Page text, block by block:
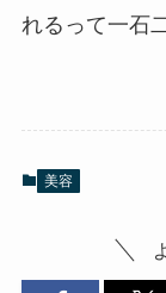
れるって一石
美容